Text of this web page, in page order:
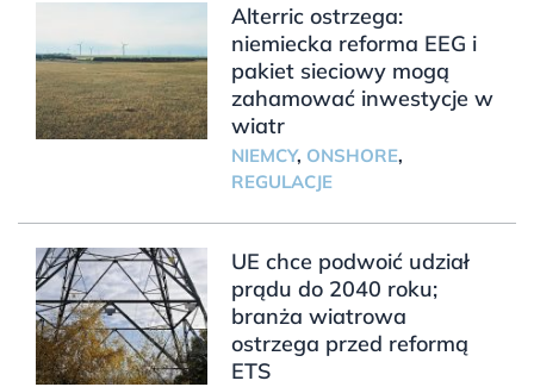
Alterric ostrzega:
niemiecka reforma EEG i
pakiet sieciowy mogą
zahamować inwestycje w
wiatr
NIEMCY, ONSHORE,
REGULACJE
UE chce podwoić udział
prądu do 2040 roku;
branża wiatrowa
ostrzega przed reformą
ETS